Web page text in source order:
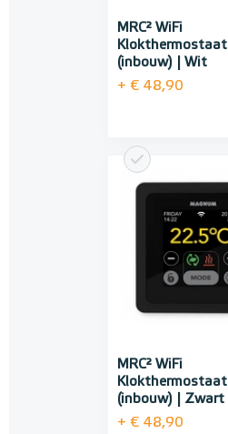
MRC² WiFi
Klokthermostaat
(inbouw) | Wit
+ € 48,90
MRC² WiFi
Klokthermostaat
(inbouw) | Zwart
+ € 48,90